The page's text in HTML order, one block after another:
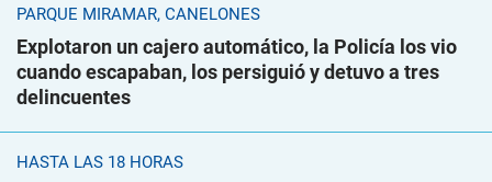
PARQUE MIRAMAR, CANELONES
Explotaron un cajero automático, la Policía los vio
cuando escapaban, los persiguió y detuvo a tres
delincuentes
HASTA LAS 18 HORAS